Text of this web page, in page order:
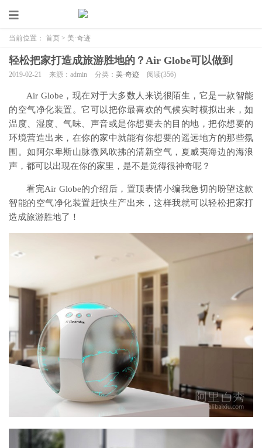
当前位置： 首页 > 美·奇迹
轻松把家打造成旅游胜地的？Air Globe可以做到
2019-02-21 来源：admin 分类： 美·奇迹 阅读(356)
Air Globe，现在对于大多数人来说很陌生，它是一款智能
的空气净化装置。它可以把你最喜欢的气候实时模拟出来，如
温度、湿度、气味、声音或是你想要去的目的地，把你想要的
环境营造出来，在你的家中就能有你想要的遥远地方的那些氛
围。如阿尔卑斯山脉微风吹拂的清新空气，夏威夷海边的海浪
声，都可以出现在你的家里，是不是觉得很神奇呢？
看完Air Globe的介绍后，置顶表情小编我急切的盼望这款
智能的空气净化装置赶快生产出来，这样我就可以轻松把家打
造成旅游胜地了！